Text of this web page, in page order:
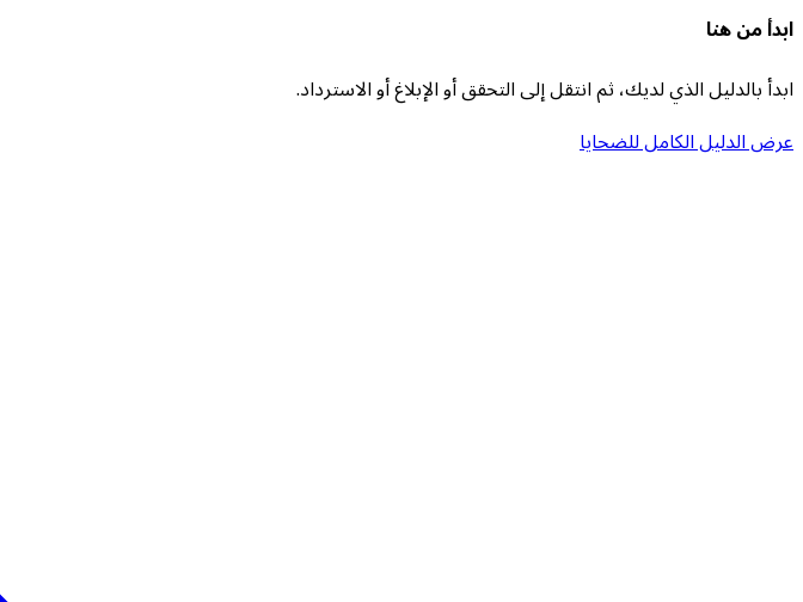
ابدأ من هنا
ابدأ بالدليل الذي لديك، ثم انتقل إلى التحقق أو الإبلاغ أو الاسترداد.
عرض الدليل الكامل للضحايا